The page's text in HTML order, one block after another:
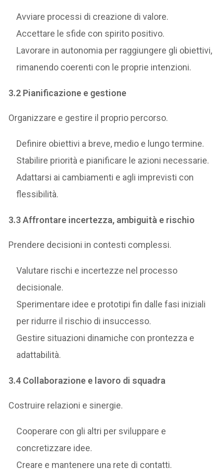
Avviare processi di creazione di valore.
Accettare le sfide con spirito positivo.
Lavorare in autonomia per raggiungere gli obiettivi,
rimanendo coerenti con le proprie intenzioni.
3.2 Pianificazione e gestione
Organizzare e gestire il proprio percorso.
Definire obiettivi a breve, medio e lungo termine.
Stabilire priorità e pianificare le azioni necessarie.
Adattarsi ai cambiamenti e agli imprevisti con
flessibilità.
3.3 Affrontare incertezza, ambiguità e rischio
Prendere decisioni in contesti complessi.
Valutare rischi e incertezze nel processo
decisionale.
Sperimentare idee e prototipi fin dalle fasi iniziali
per ridurre il rischio di insuccesso.
Gestire situazioni dinamiche con prontezza e
adattabilità.
3.4 Collaborazione e lavoro di squadra
Costruire relazioni e sinergie.
Cooperare con gli altri per sviluppare e
concretizzare idee.
Creare e mantenere una rete di contatti.